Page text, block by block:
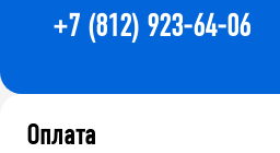
+7 (812) 923-64-06
Оплата